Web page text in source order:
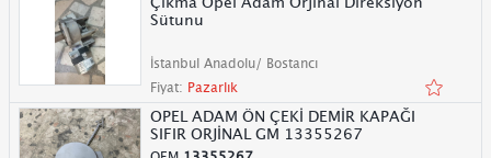
Sütunu
İstanbul Anadolu/ Bostancı
Fiyat: Pazarlık
OPEL ADAM ÖN ÇEKİ DEMİR KAPAĞI
SIFIR ORJİNAL GM 13355267